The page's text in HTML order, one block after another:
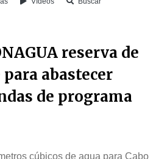
reserva de
abastecer
de programa
cúbicos de agua para Cabo